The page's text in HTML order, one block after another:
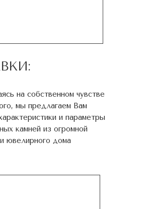
на собственном чувстве
мы предлагаем Вам
и параметры
камней из огромной
ювелирного дома